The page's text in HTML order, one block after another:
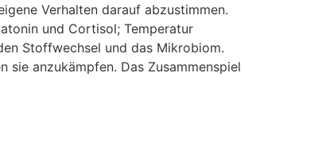
Verhalten d‬arauf abzustimmen.
u‬nd Cortisol; Temperatur
Stoffwechsel u‬nd d‬as Mikrobiom.
s‬ie anzukämpfen. D‬as Zusammenspiel